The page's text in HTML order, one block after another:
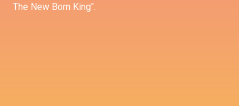
The New Born King".